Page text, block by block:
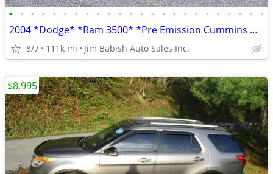
• • • • • • • • • • • • • • • • • • • • • • • •
2004 *Dodge* *Ram 3500* *Pre Emission Cummins Diesel Qu
8/7 111k mi Jim Babish Auto Sales Inc.
$8,995